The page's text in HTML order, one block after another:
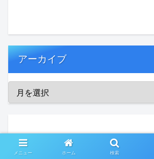
アーカイブ
メニュー ホーム 検索